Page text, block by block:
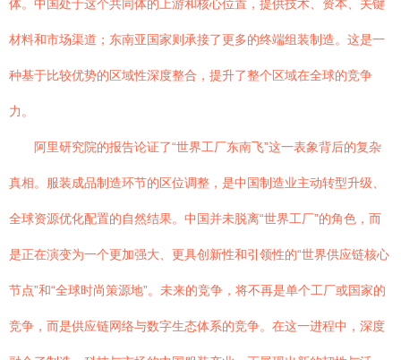
体。中国处于这个共同体的上游和核心位置，提供技术、资本、关键
材料和市场渠道；东南亚国家则承接了更多的终端组装制造。这是一
种基于比较优势的区域性深度整合，提升了整个区域在全球的竞争
力。
阿里研究院的报告论证了“世界工厂东南飞”这一表象背后的复杂
真相。服装成品制造环节的区位调整，是中国制造业主动转型升级、
全球资源优化配置的自然结果。中国并未脱离“世界工厂”的角色，而
是正在演变为一个更加强大、更具创新性和引领性的“世界供应链核心
节点”和“全球时尚策源地”。未来的竞争，将不再是单个工厂或国家的
竞争，而是供应链网络与数字生态体系的竞争。在这一进程中，深度